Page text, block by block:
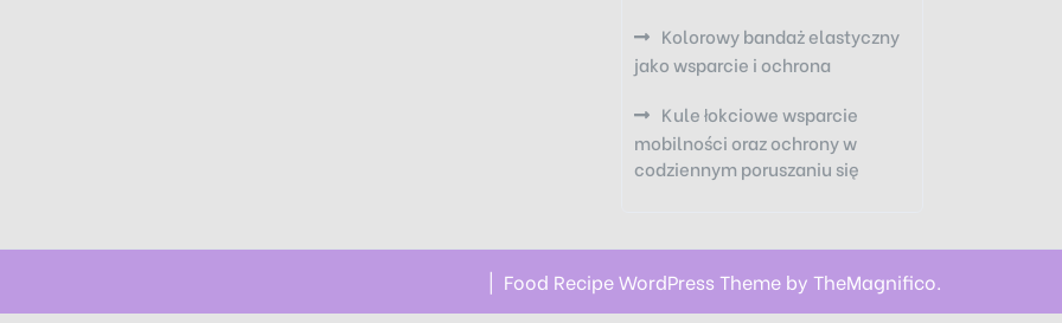
Kolorowy bandaż elastyczny
jako wsparcie i ochrona
Kule łokciowe wsparcie
mobilności oraz ochrony w
codziennym poruszaniu się
| Food Recipe WordPress Theme by TheMagnifico.